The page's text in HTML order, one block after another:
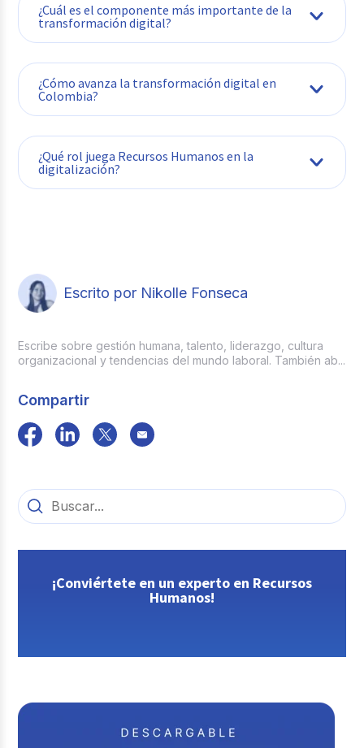
negocio usando tecnología para que los
procesos sean más rápidos, inteligentes y
eficientes.
¿Cuál es el componente más importante de la
transformación digital?
los colaboradores no se adaptan ni se
capacitan en habilidades digitales, el
software implementado no funcionará.
¿Cómo avanza la transformación digital en
Colombia?
normativas obligatorias estatales y por la
Estrategia Nacional Digital 2023-2026, que
busca conectar los territorios y masificar los
¿Qué rol juega Recursos Humanos en la
digitalización?
nuevas herramientas
Escrito por Nikolle Fonseca
Escribe sobre gestión humana, talento, liderazgo, cultura
organizacional y tendencias del mundo laboral. También ab...
Compartir
¡Conviértete en un experto en Recursos
Humanos!